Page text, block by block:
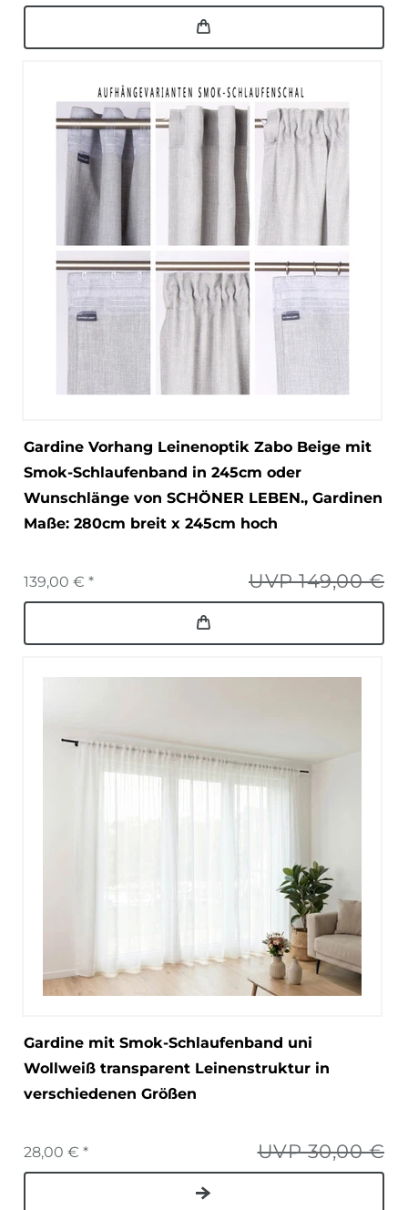
Gardine Vorhang Leinenoptik Zabo Beige mit
Smok-Schlaufenband in 245cm oder
Wunschlänge von SCHÖNER LEBEN., Gardinen
Maße: 280cm breit x 245cm hoch
UVP 149,00 €
139,00 € *
Gardine mit Smok-Schlaufenband uni
Wollweiß transparent Leinenstruktur in
verschiedenen Größen
UVP 30,00 €
28,00 € *